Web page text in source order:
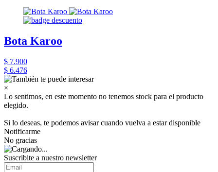
Bota Karoo
$ 7.900
$ 6.476
×
Lo sentimos, en este momento no tenemos stock para el producto
elegido.
Si lo deseas, te podemos avisar cuando vuelva a estar disponible
Notificarme
No gracias
Suscribite a nuestro newsletter